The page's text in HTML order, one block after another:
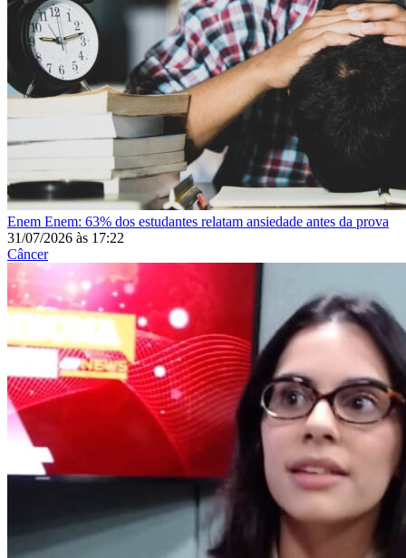
Enem Enem: 63% dos estudantes relatam ansiedade antes da prova
31/07/2026 às 17:22
Câncer